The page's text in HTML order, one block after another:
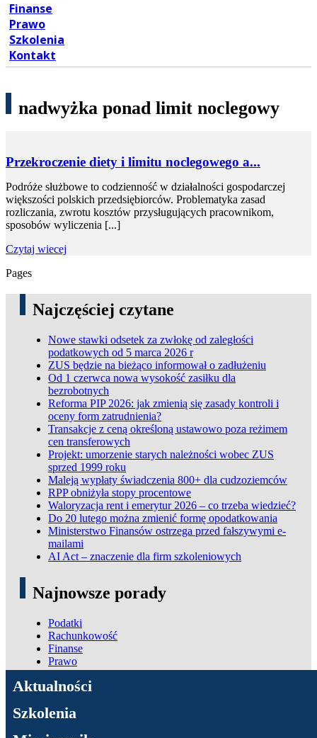
Finanse
Prawo
Szkolenia
Kontakt
nadwyżka ponad limit noclegowy
Przekroczenie diety i limitu noclegowego a...
Podróże służbowe to codzienność w działalności gospodarczej
większości polskich przedsiębiorców. Problematyka zasad
rozliczania, zwrotu kosztów przysługujących pracownikom,
sposobów wyliczenia [...]
Czytaj wiecej
Pages
Najczęściej czytane
Nowe stawki odsetek za zwłokę od zaległości
podatkowych od 5 marca 2026 r
ZUS będzie na bieżąco informował o zadłużeniu
Od 1 czerwca nowa wysokość zasiłku dla
bezrobotnych
Reforma PIP 2026: jak zmienią się zasady kontroli i
oceny form zatrudnienia?
Transakcje z ceną określoną ustawowo poza reżimem
cen transferowych
Projekt: umorzenie starych należności wobec ZUS
sprzed 1999 roku
Maleją wypłaty świadczenia 800+ dla cudzoziemców
RPP obniżyła stopy procentowe
Waloryzacja rent i emerytur 2026 – co trzeba wiedzieć?
Do 20 lutego można zmienić formę opodatkowania
Ministerstwo Finansów ostrzega przed fałszywymi e-
mailami
AI Act – znaczenie dla firm szkoleniowych
Najnowsze porady
Podatki
Rachunkowość
Finanse
Prawo
ADN Podatki
Aktualności
Szkolenia